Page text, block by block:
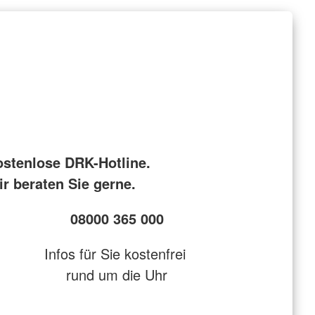
DRK-Hotline.
beraten Sie gerne.
08000 365 000
Infos für Sie kostenfrei
rund um die Uhr